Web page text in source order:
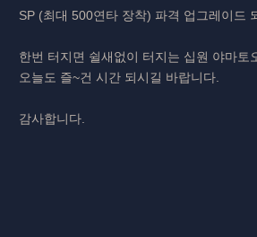
SP (최대 500연타 장착) 파격 업그레이드
한번 터지면 쉴새없이 터지는 십원 야마토
오늘도 즐~건 시간 되시길 바랍니다.
감사합니다.